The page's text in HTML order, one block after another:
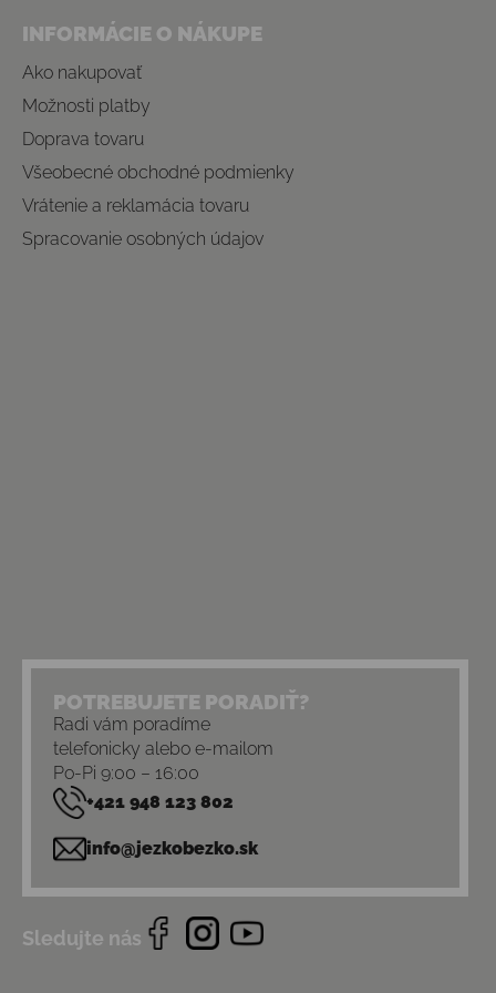
INFORMÁCIE O NÁKUPE
Ako nakupovať
Možnosti platby
Doprava tovaru
Všeobecné obchodné podmienky
Vrátenie a reklamácia tovaru
Spracovanie osobných údajov
POTREBUJETE PORADIŤ?
Radi vám poradíme
telefonicky alebo e-mailom
Po-Pi 9:00 – 16:00
+421 948 123 802
info@jezkobezko.sk
Sledujte nás